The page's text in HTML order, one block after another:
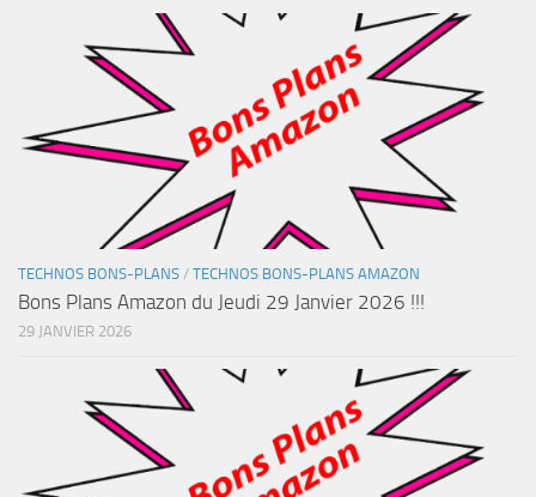
TECHNOS BONS-PLANS / TECHNOS BONS-PLANS AMAZON
Bons Plans Amazon du Jeudi 29 Janvier 2026 !!!
29 JANVIER 2026